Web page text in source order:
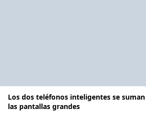
Los dos teléfonos inteligentes se
las pantallas grandes